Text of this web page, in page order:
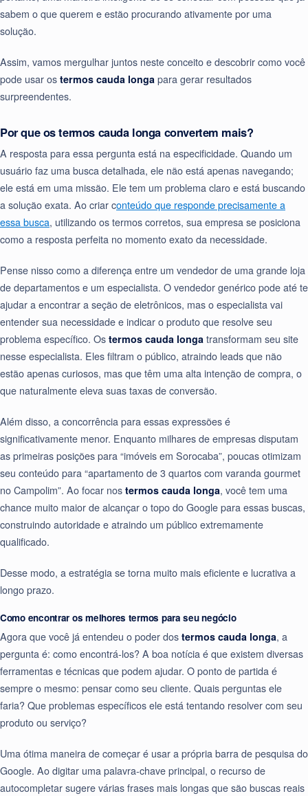
sabem o que querem e estão procurando ativamente por uma
solução.
Assim, vamos mergulhar juntos neste conceito e descobrir como você
pode usar os termos cauda longa para gerar resultados
surpreendentes.
Por que os termos cauda longa convertem mais?
A resposta para essa pergunta está na especificidade. Quando um
usuário faz uma busca detalhada, ele não está apenas navegando;
ele está em uma missão. Ele tem um problema claro e está buscando
a solução exata. Ao criar conteúdo que responde precisamente a
essa busca, utilizando os termos corretos, sua empresa se posiciona
como a resposta perfeita no momento exato da necessidade.
Pense nisso como a diferença entre um vendedor de uma grande loja
de departamentos e um especialista. O vendedor genérico pode até te
ajudar a encontrar a seção de eletrônicos, mas o especialista vai
entender sua necessidade e indicar o produto que resolve seu
problema específico. Os termos cauda longa transformam seu site
nesse especialista. Eles filtram o público, atraindo leads que não
estão apenas curiosos, mas que têm uma alta intenção de compra, o
que naturalmente eleva suas taxas de conversão.
Além disso, a concorrência para essas expressões é
significativamente menor. Enquanto milhares de empresas disputam
as primeiras posições para “imóveis em Sorocaba”, poucas otimizam
seu conteúdo para “apartamento de 3 quartos com varanda gourmet
no Campolim”. Ao focar nos termos cauda longa, você tem uma
chance muito maior de alcançar o topo do Google para essas buscas,
construindo autoridade e atraindo um público extremamente
qualificado.
Desse modo, a estratégia se torna muito mais eficiente e lucrativa a
longo prazo.
Como encontrar os melhores termos para seu negócio
Agora que você já entendeu o poder dos termos cauda longa, a
pergunta é: como encontrá-los? A boa notícia é que existem diversas
ferramentas e técnicas que podem ajudar. O ponto de partida é
sempre o mesmo: pensar como seu cliente. Quais perguntas ele
faria? Que problemas específicos ele está tentando resolver com seu
produto ou serviço?
Uma ótima maneira de começar é usar a própria barra de pesquisa do
Google. Ao digitar uma palavra-chave principal, o recurso de
autocompletar sugere várias frases mais longas que são buscas reais